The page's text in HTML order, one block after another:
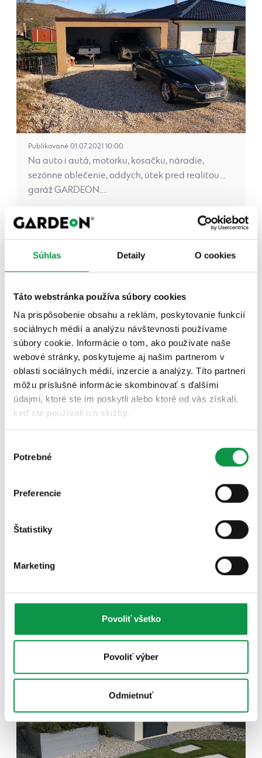
Súhlas Detaily O cookies
Táto webstránka používa súbory cookies
Na prispôsobenie obsahu a reklám, poskytovanie funkcií
sociálnych médií a analýzu návštevnosti používame
súbory cookie. Informácie o tom, ako používate naše
webové stránky, poskytujeme aj našim partnerom v
oblasti sociálnych médií, inzercie a analýzy. Títo partneri
môžu príslušné informácie skombinovať s ďalšími
údajmi, ktoré ste im poskytli alebo ktoré od vás získali,
keď ste používali ich služby.
súhlasu
Potrebné
Preferencie
Štatistiky
Marketing
Povoliť všetko
Povoliť výber
Odmietnuť
Publikované 01.07.2021 10:00
Na auto i autá, motorku, kosačku, náradie,
sezónne oblečenie, oddych, útek pred realitou…
garáž GARDEON.…
Záhradný domček s prístreškom v
okrese Trenčín
Úschovňa záhradného náradia, šikovná dielnička
domček ratolestí - toto…
Záhradný domček v okrese